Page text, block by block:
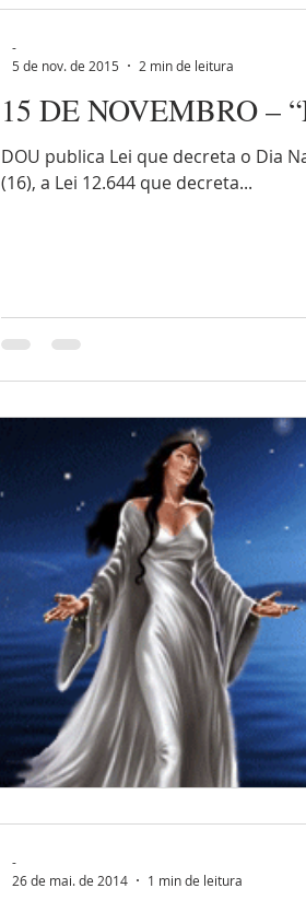
15 DE NOVEMBRO –
DOU publica Lei que decreta o Dia
(16), a Lei 12.644 que decreta...
-
5 de nov. de 2015
2 min de leitura
-
26 de mai. de 2014
1 min de leitura